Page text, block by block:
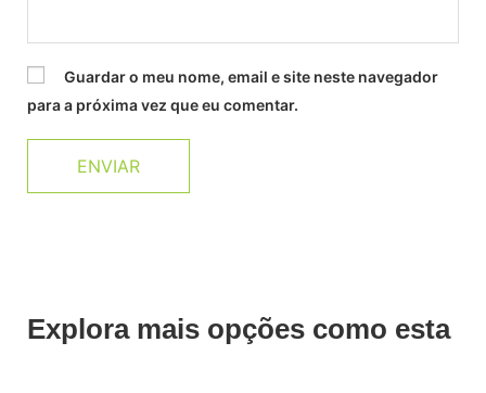
Guardar o meu nome, email e site neste navegador
para a próxima vez que eu comentar.
Explora mais opções como esta